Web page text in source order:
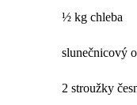
½ kg chleba
slunečnicový
2 stroužky